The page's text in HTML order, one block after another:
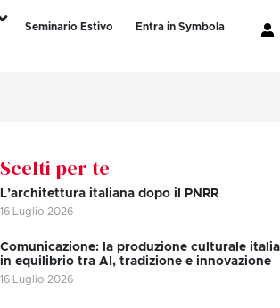
Seminario Estivo
Entra in Symbola
Scelti per te
L’architettura italiana dopo il PNRR
16 Luglio 2026
Comunicazione: la produzione culturale
in equilibrio tra AI, tradizione e innovazione
16 Luglio 2026